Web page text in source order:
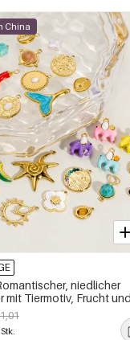
China
niedlicher
mit Tiermotiv, Frucht und
wasserdichtem Edelstahl